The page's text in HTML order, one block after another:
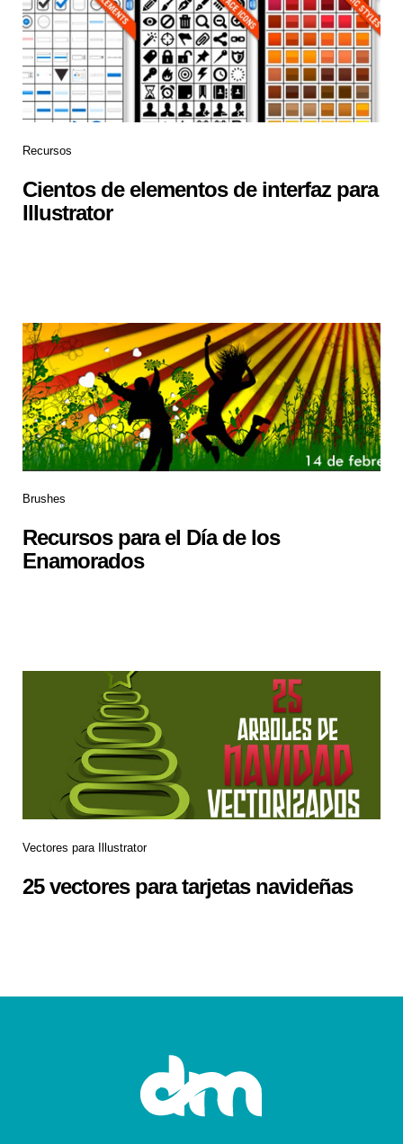
Recursos
Cientos de elementos de interfaz para
Illustrator
Brushes
Recursos para el Día de los
Enamorados
Vectores para Illustrator
25 vectores para tarjetas navideñas